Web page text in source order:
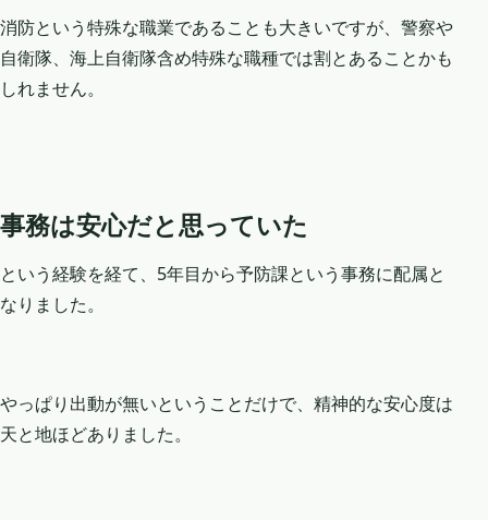
消防という特殊な職業であることも大きいですが、警察や
自衛隊、海上自衛隊含め特殊な職種では割とあることかも
しれません。
事務は安心だと思っていた
という経験を経て、5年目から予防課という事務に配属と
なりました。
やっぱり出動が無いということだけで、精神的な安心度は
天と地ほどありました。